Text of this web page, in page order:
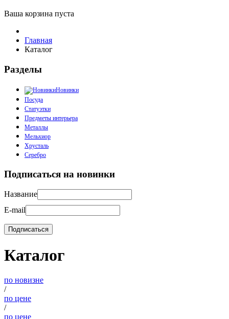
Ваша корзина пуста
Главная
Каталог
Разделы
Новинки
Посуда
Статуэтки
Предметы интерьера
Металлы
Мельхиор
Хрусталь
Серебро
Подписаться на новинки
Название
E-mail
Каталог
по новизне
/
по цене
/
по цене